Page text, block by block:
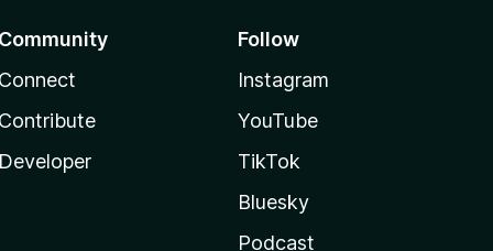
Follow
Instagram
YouTube
TikTok
Bluesky
Podcast